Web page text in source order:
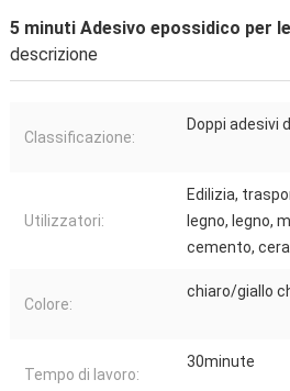
5 minuti Adesivo epossidico per
descrizione
Classificazione:
Doppi adesivi
Utilizzatori:
Edilizia,
legno, legno,
cemento,
Colore:
chiaro/giallo
Tempo di lavoro:
30minute